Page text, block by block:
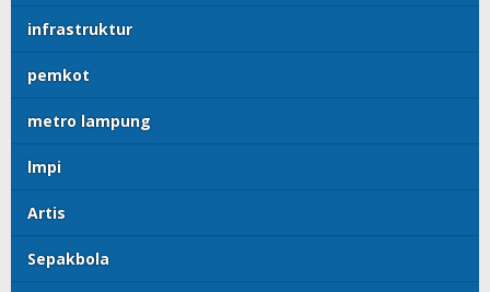
infrastruktur
pemkot
metro lampung
lmpi
Artis
Sepakbola